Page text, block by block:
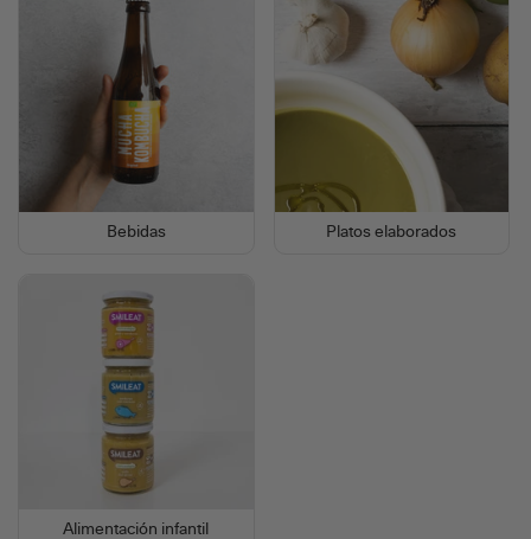
Bebidas Platos elaborados
Alimentación infantil